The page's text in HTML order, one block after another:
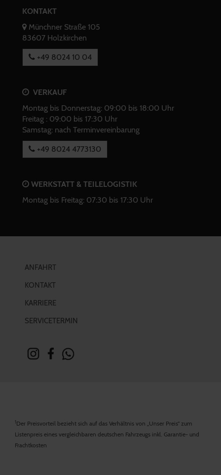
KONTAKT
Münchner Straße 105
83607 Holzkirchen
+49 8024 10 04
VERKAUF
Montag bis Donnerstag: 09:00 bis 18:00 Uhr
Freitag : 09:00 bis 17:30 Uhr
Samstag: nach Terminvereinbarung
+49 8024 4773130
WERKSTATT & TEILELOGISTIK
Montag bis Freitag: 07:30 bis 17:30 Uhr
ANFAHRT
KONTAKT
KARRIERE
SERVICETERMIN
1Der Preisvorteil bezieht sich auf das Verhältnis von „Unser Preis“ zum
Listenpreis eines vergleichbaren deutschen Fahrzeugs inkl. Garantie- und
Frachtkosten